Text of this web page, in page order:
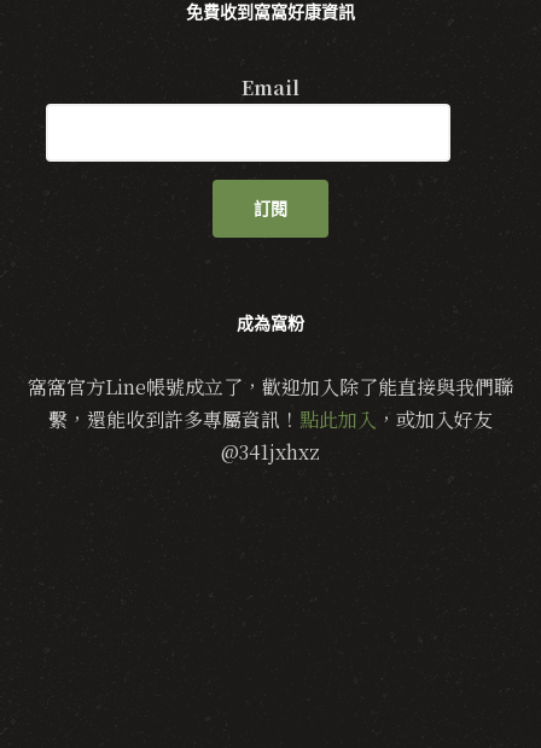
免費收到窩窩好康資訊
Email
訂閱
成為窩粉
窩窩官方Line帳號成立了，歡迎加入除了能直接與我們聯
繫，還能收到許多專屬資訊！ 點此加入 ，或加入好友
@341jxhxz